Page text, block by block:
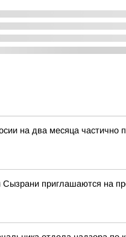
на два месяца частично
приглашаются на